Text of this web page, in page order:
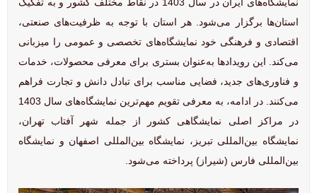
نمایشگاه‌های ایران در سال 1403 در نقاط مختلف کشور و به تفکیک
استان‌ها برگزار می‌شود. هر استان با توجه به ظرفیت‌های صنعتی،
اقتصادی و فرهنگی خود نمایشگاه‌های تخصصی و عمومی را میزبانی
می‌کند. این رویدادها به‌عنوان بستری برای معرفی محصولات، خدمات
و فناوری‌های جدید، فضایی مناسب برای تبادل دانش و تجارت فراهم
می‌کنند. در ادامه، به معرفی تقویم مهم‌ترین نمایشگاه‌های سال 1403
در مراکز اصلی نمایشگاهی کشور از جمله شهر آفتاب تهران،
نمایشگاه بین‌المللی تبریز، نمایشگاه بین‌المللی اصفهان و نمایشگاه
بین‌المللی فارس (شیراز) پرداخته می‌شود.